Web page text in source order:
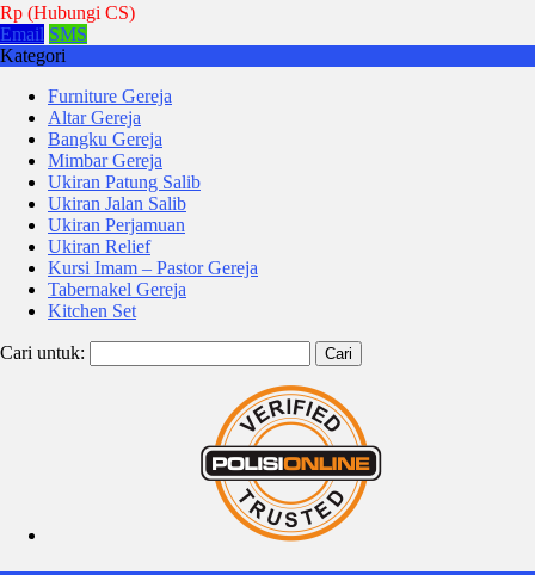
Rp (Hubungi CS)
Email SMS
Kategori
Furniture Gereja
Altar Gereja
Bangku Gereja
Mimbar Gereja
Ukiran Patung Salib
Ukiran Jalan Salib
Ukiran Perjamuan
Ukiran Relief
Kursi Imam – Pastor Gereja
Tabernakel Gereja
Kitchen Set
Cari untuk: